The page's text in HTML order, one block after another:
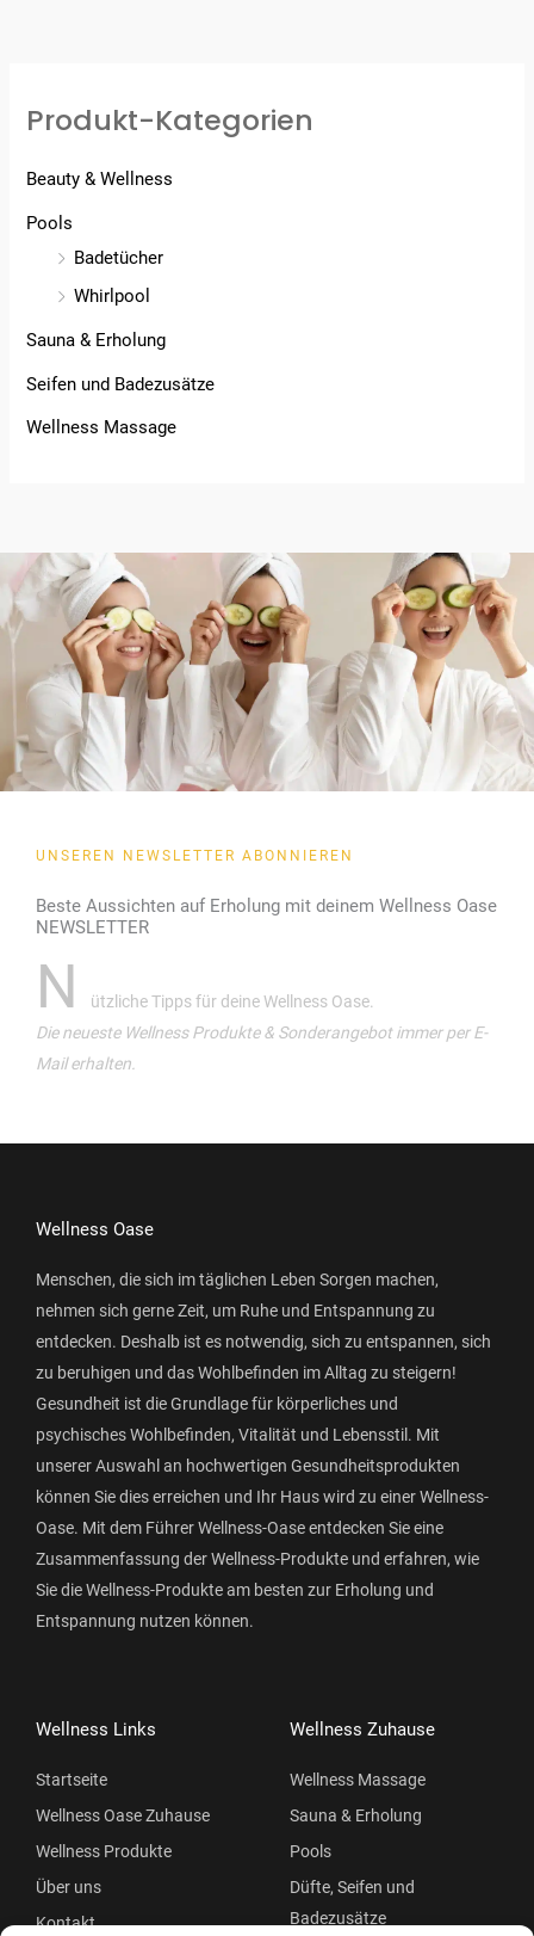
Produkt-Kategorien
Beauty & Wellness
Pools
Badetücher
Whirlpool
Sauna & Erholung
Seifen und Badezusätze
Wellness Massage
UNSEREN NEWSLETTER ABONNIEREN
Beste Aussichten auf Erholung mit deinem Wellness Oase
NEWSLETTER
N
ützliche Tipps für deine Wellness Oase.
Die neueste Wellness Produkte & Sonderangebot immer per E-
Mail erhalten.
Wellness Oase
Menschen, die sich im täglichen Leben Sorgen machen,
nehmen sich gerne Zeit, um Ruhe und Entspannung zu
entdecken. Deshalb ist es notwendig, sich zu entspannen, sich
zu beruhigen und das Wohlbefinden im Alltag zu steigern!
Gesundheit ist die Grundlage für körperliches und
psychisches Wohlbefinden, Vitalität und Lebensstil. Mit
unserer Auswahl an hochwertigen Gesundheitsprodukten
können Sie dies erreichen und Ihr Haus wird zu einer Wellness-
Oase. Mit dem Führer Wellness-Oase entdecken Sie eine
Zusammenfassung der Wellness-Produkte und erfahren, wie
Sie die Wellness-Produkte am besten zur Erholung und
Entspannung nutzen können.
Wellness Links
Startseite
Wellness Oase Zuhause
Wellness Produkte
Über uns
Kontakt
Wellness Zuhause
Wellness Massage
Sauna & Erholung
Pools
Düfte, Seifen und
Badezusätze